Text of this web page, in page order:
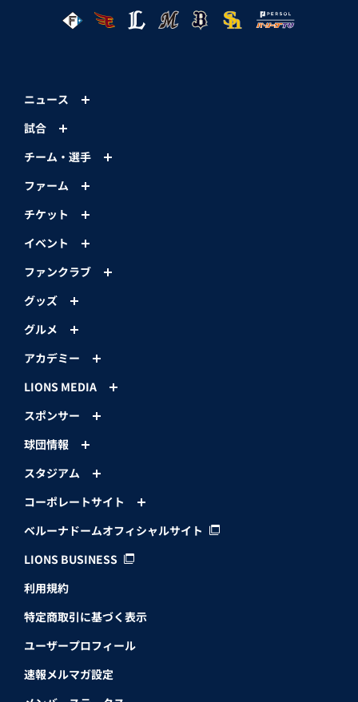
ニュース
試合
チーム・選手
ファーム
チケット
イベント
ファンクラブ
グッズ
グルメ
アカデミー
LIONS MEDIA
スポンサー
球団情報
スタジアム
コーポレートサイト
ベルーナドームオフィシャルサイト
LIONS BUSINESS
利用規約
特定商取引に基づく表示
ユーザープロフィール
速報メルマガ設定